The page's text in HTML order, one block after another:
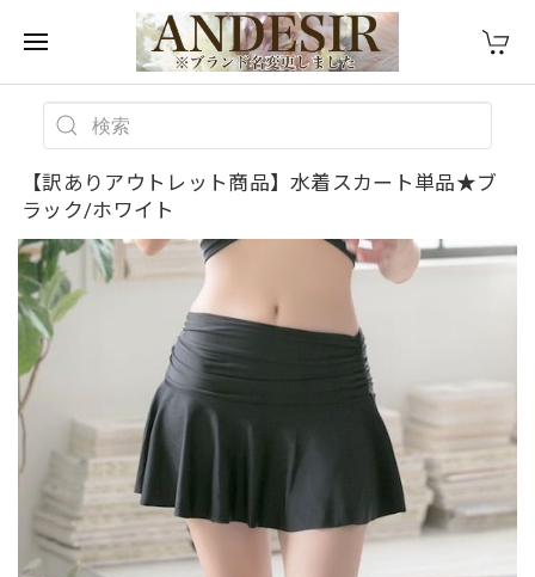
【訳ありアウトレット商品】水着スカート単品★ブ
ラック/ホワイト